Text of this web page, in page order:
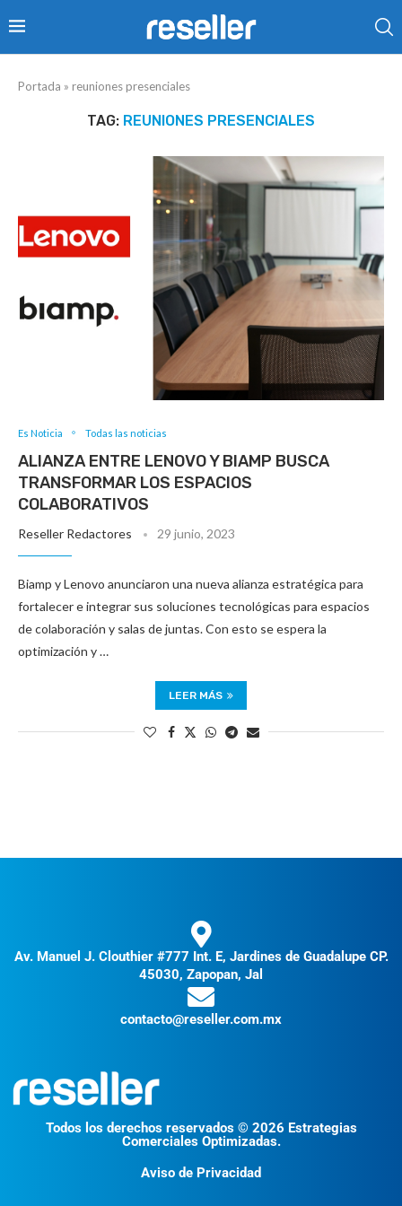
Portada » reuniones presenciales
TAG: REUNIONES PRESENCIALES
Es Noticia Todas las noticias
ALIANZA ENTRE LENOVO Y BIAMP BUSCA
TRANSFORMAR LOS ESPACIOS
COLABORATIVOS
Reseller Redactores 29 junio, 2023
Biamp y Lenovo anunciaron una nueva alianza estratégica para
fortalecer e integrar sus soluciones tecnológicas para espacios
de colaboración y salas de juntas. Con esto se espera la
optimización y …
LEER MÁS
Av. Manuel J. Clouthier #777 Int. E, Jardines de Guadalupe CP.
45030, Zapopan, Jal
contacto@reseller.com.mx
Todos los derechos reservados © 2026 Estrategias
Comerciales Optimizadas.
Aviso de Privacidad